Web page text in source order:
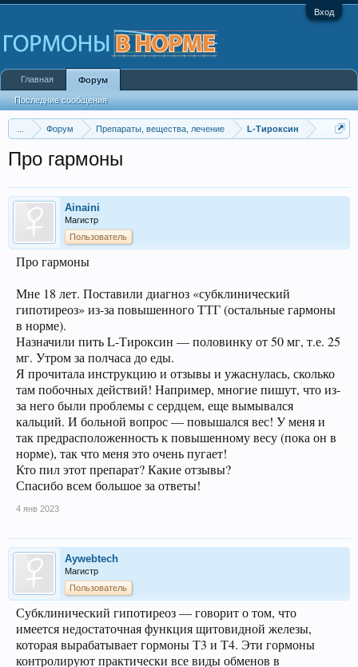
Вход
Форум Препараты, вещества, лечение L-Тироксин
Про гармоны
Ainaini
Магистр
Пользователь
Про гармоны
Мне 18 лет. Поставили диагноз «субклинический
гипотиреоз» из-за повышенного ТТГ (остальные гармоны
в норме).
Назначили пить L-Тироксин — половинку от 50 мг, т.е. 25
мг. Утром за полчаса до еды.
Я прочитала инструкцию и отзывы и ужаснулась, сколько
там побочных действий! Например, многие пишут, что из-
за него были проблемы с сердцем, еще вымывался
кальций. И больной вопрос — повышался вес! У меня и
так предрасположенность к повышенному весу (пока он в
норме), так что меня это очень пугает!
Кто пил этот препарат? Какие отзывы?
Спасибо всем большое за ответы!
4 янв 2023
Aywebtech
Магистр
Пользователь
Субклинический гипотиреоз — говорит о том, что
имеется недостаточная функция щитовидной железы,
которая вырабатывает гормоны Т3 и Т4. Эти гормоны
контролируют практически все виды обменов в
Главная Форум
Последние сообщения